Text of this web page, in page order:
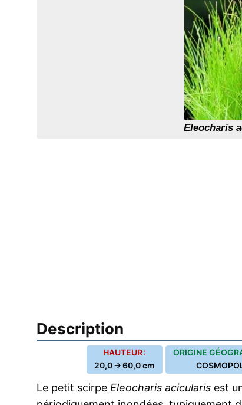
Eleocharis
Description
HAUTEUR :
20,0 → 60,0 cm
ORIGINE
Le petit scirpe Eleocharis acicularis est